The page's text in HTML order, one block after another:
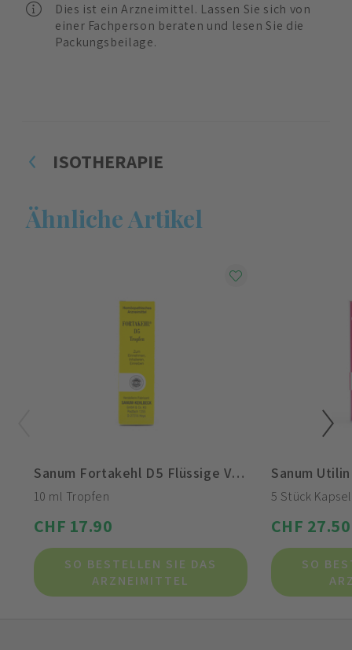
Dies ist ein Arzneimittel. Lassen Sie sich von
einer Fachperson beraten und lesen Sie die
Packungsbeilage.
ISOTHERAPIE
Ähnliche Artikel
Sanum Fortakehl D5 Flüssige Verdünnung
10 ml Tropfen
CHF 17.90
SO BESTELLEN SIE DAS
ARZNEIMITTEL
Sanum
5 Stück
CHF 27.50
SO